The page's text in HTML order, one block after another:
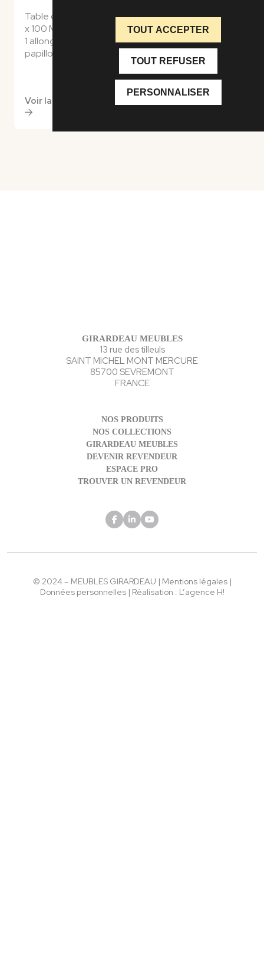
Table convexe en 240
x 100 Madrid C
1 allonge centrale
papillon de 140cm
Voir la fiche produit
Table convexe en
200 x 100 Madrid C
1 allonge centrale
GIRARDEAU MEUBLES
13 rue des tilleuls
SAINT MICHEL MONT MERCURE
85700 SEVREMONT
FRANCE
NOS PRODUITS
NOS COLLECTIONS
GIRARDEAU MEUBLES
DEVENIR REVENDEUR
ESPACE PRO
TROUVER UN REVENDEUR
© 2024 – MEUBLES GIRARDEAU | Mentions légales|
Données personnelles| Réalisation : L’agence H!
TOUT ACCEPTER
TOUT REFUSER
PERSONNALISER